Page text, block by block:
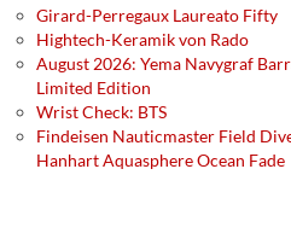
Girard-Perregaux Laureato Fifty
Hightech-Keramik von Rado
August 2026: Yema Navygraf
Limited Edition
Wrist Check: BTS
Findeisen Nauticmaster Field
Hanhart Aquasphere Ocean Fade